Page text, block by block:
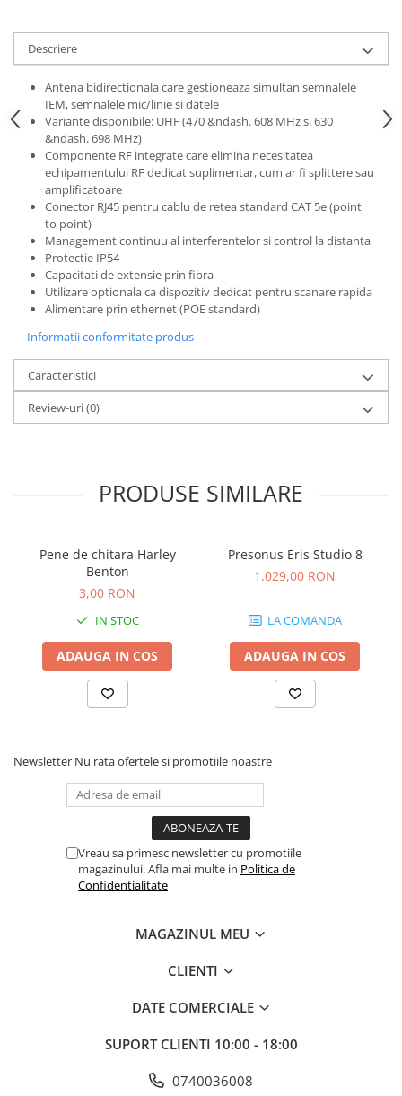
Interfete audio
Interfete MIDI si Cabluri Midi-USB
Microfoane de studio
Monitoare de studio
Pop filtre
Preamplificatoare
Protectii antifonice pentru urechi
Rack studio
Recordere de studio
Recordere portabile
Sintetizatoare
Standuri si stative de monitoare
Subwoofere de studio
Tratament acustic
Lumini si efecte
Accesorii pentru lumini
Bare Led
Comenzi si controllere
Lasere
Masini de fum si ceata
Mixere DMX
Moving Head-uri
Par Led si Pinspot
Proiectoare
Scene şi Ring-uri de Dans
Chitare si bass
Instrumente de percutie
Instrumente de suflat
Instrumente si jucarii pentru copii
Accesorii Pick-up si Vinyl
Descriere
Antena bidirectionala care gestioneaza simultan semnalele
IEM, semnalele mic/linie si datele
Variante disponibile: UHF (470 &ndash. 608 MHz si 630
&ndash. 698 MHz)
Componente RF integrate care elimina necesitatea
echipamentului RF dedicat suplimentar, cum ar fi splittere sau
amplificatoare
Conector RJ45 pentru cablu de retea standard CAT 5e (point
to point)
Management continuu al interferentelor si control la distanta
Protectie IP54
Capacitati de extensie prin fibra
Utilizare optionala ca dispozitiv dedicat pentru scanare rapida
Alimentare prin ethernet (POE standard)
Informatii conformitate produs
Caracteristici
Review-uri(0)
PRODUSE SIMILARE
Pene de chitara Harley
Benton
3,00 RON
IN STOC
ADAUGA IN COS
Presonus Eris Studio 8
1.029,00 RON
LA COMANDA
ADAUGA IN COS
Newsletter Nu rata ofertele si promotiile noastre
Vreau sa primesc newsletter cu promotiile
magazinului. Afla mai multe in Politica de
Confidentialitate
MAGAZINUL MEU
CLIENTI
DATE COMERCIALE
SUPORT CLIENTI 10:00 - 18:00
0740036008